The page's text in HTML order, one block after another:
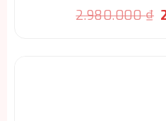
2.980.000₫